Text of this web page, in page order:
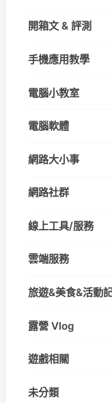
開箱文 & 評測
手機應用教學
電腦小教室
電腦軟體
網路大小事
網路社群
線上工具/服務
雲端服務
旅遊&美食&活動
露營 Vlog
遊戲相關
未分類